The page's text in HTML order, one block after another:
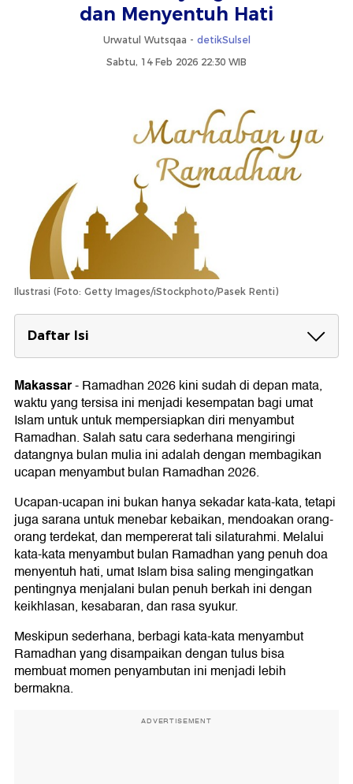
dan Menyentuh Hati
Urwatul Wutsqaa - detikSulsel
Sabtu, 14 Feb 2026 22:30 WIB
Ilustrasi (Foto: Getty Images/iStockphoto/Pasek Renti)
Daftar Isi
Ucapan Menyambut Ramadhan 2026 Untuk
keluarga
Kata-kata Menyambut Ramadhan 2026
Untuk Teman
Ucapan Marhaban ya Ramadhan 2026 untuk
Status WhatsApp
Ucapan Menyambut Ramadhan 2026
Singkat
Makassar-Ramadhan 2026 kini sudah di depan mata,
waktu yang tersisa ini menjadi kesempatan bagi umat
Islam untuk untuk mempersiapkan diri menyambut
Ramadhan. Salah satu cara sederhana mengiringi
datangnya bulan mulia ini adalah dengan membagikan
ucapan menyambut bulan Ramadhan 2026.
Ucapan-ucapan ini bukan hanya sekadar kata-kata, tetapi
juga sarana untuk menebar kebaikan, mendoakan orang-
orang terdekat, dan mempererat tali silaturahmi. Melalui
kata-kata menyambut bulan Ramadhan yang penuh doa
menyentuh hati, umat Islam bisa saling mengingatkan
pentingnya menjalani bulan penuh berkah ini dengan
keikhlasan, kesabaran, dan rasa syukur.
Meskipun sederhana, berbagi kata-kata menyambut
Ramadhan yang disampaikan dengan tulus bisa
membuat momen penyambutan ini menjadi lebih
bermakna.
ADVERTISEMENT